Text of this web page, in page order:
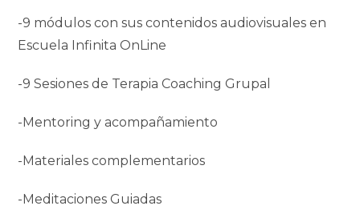
-9 módulos con sus contenidos audiovisuales en
Escuela Infinita OnLine
-9 Sesiones de Terapia Coaching Grupal
-Mentoring y acompañamiento
-Materiales complementarios
-Meditaciones Guiadas